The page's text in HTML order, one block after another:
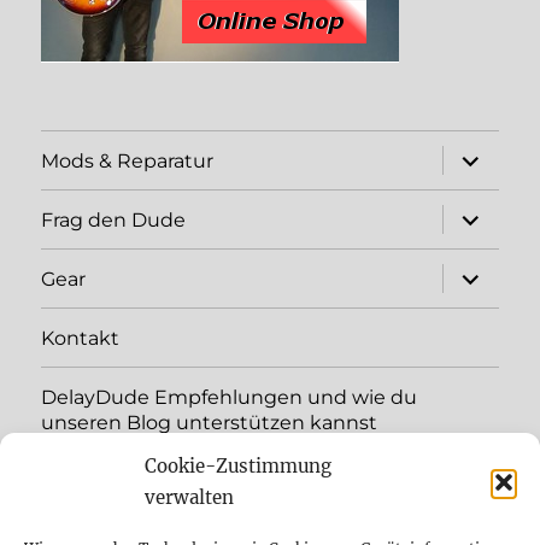
Cookie-Zustimmung
verwalten
Mods & Reparatur
expand
child
menu
Frag den Dude
expand
child
menu
Gear
expand
child
menu
Kontakt
DelayDude Empfehlungen und wie du
unseren Blog unterstützen kannst
expand
child
YouTube